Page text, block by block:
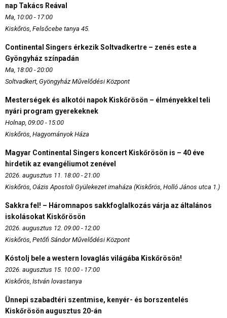
nap Takács Reával
Ma, 10:00 - 17:00
Kiskőrös, Felsőcebe tanya 45.
Continental Singers érkezik Soltvadkertre – zenés este a
Gyöngyház színpadán
Ma, 18:00 - 20:00
Soltvadkert, Gyöngyház Művelődési Központ
Mesterségek és alkotói napok Kiskőrösön – élményekkel teli
nyári program gyerekeknek
Holnap, 09:00 - 15:00
Kiskőrös, Hagyományok Háza
Magyar Continental Singers koncert Kiskőrösön is – 40 éve
hirdetik az evangéliumot zenével
2026. augusztus 11. 18:00 - 21:00
Kiskőrös, Oázis Apostoli Gyülekezet imaháza (Kiskőrös, Holló János utca 1.)
Sakkra fel! – Háromnapos sakkfoglalkozás várja az általános
iskolásokat Kiskőrösön
2026. augusztus 12. 09:00 - 12:00
Kiskőrös, Petőfi Sándor Művelődési Központ
Kóstolj bele a western lovaglás világába Kiskőrösön!
2026. augusztus 15. 10:00 - 17:00
Kiskőrös, István lovastanya
Ünnepi szabadtéri szentmise, kenyér- és borszentelés
Kiskőrösön augusztus 20-án